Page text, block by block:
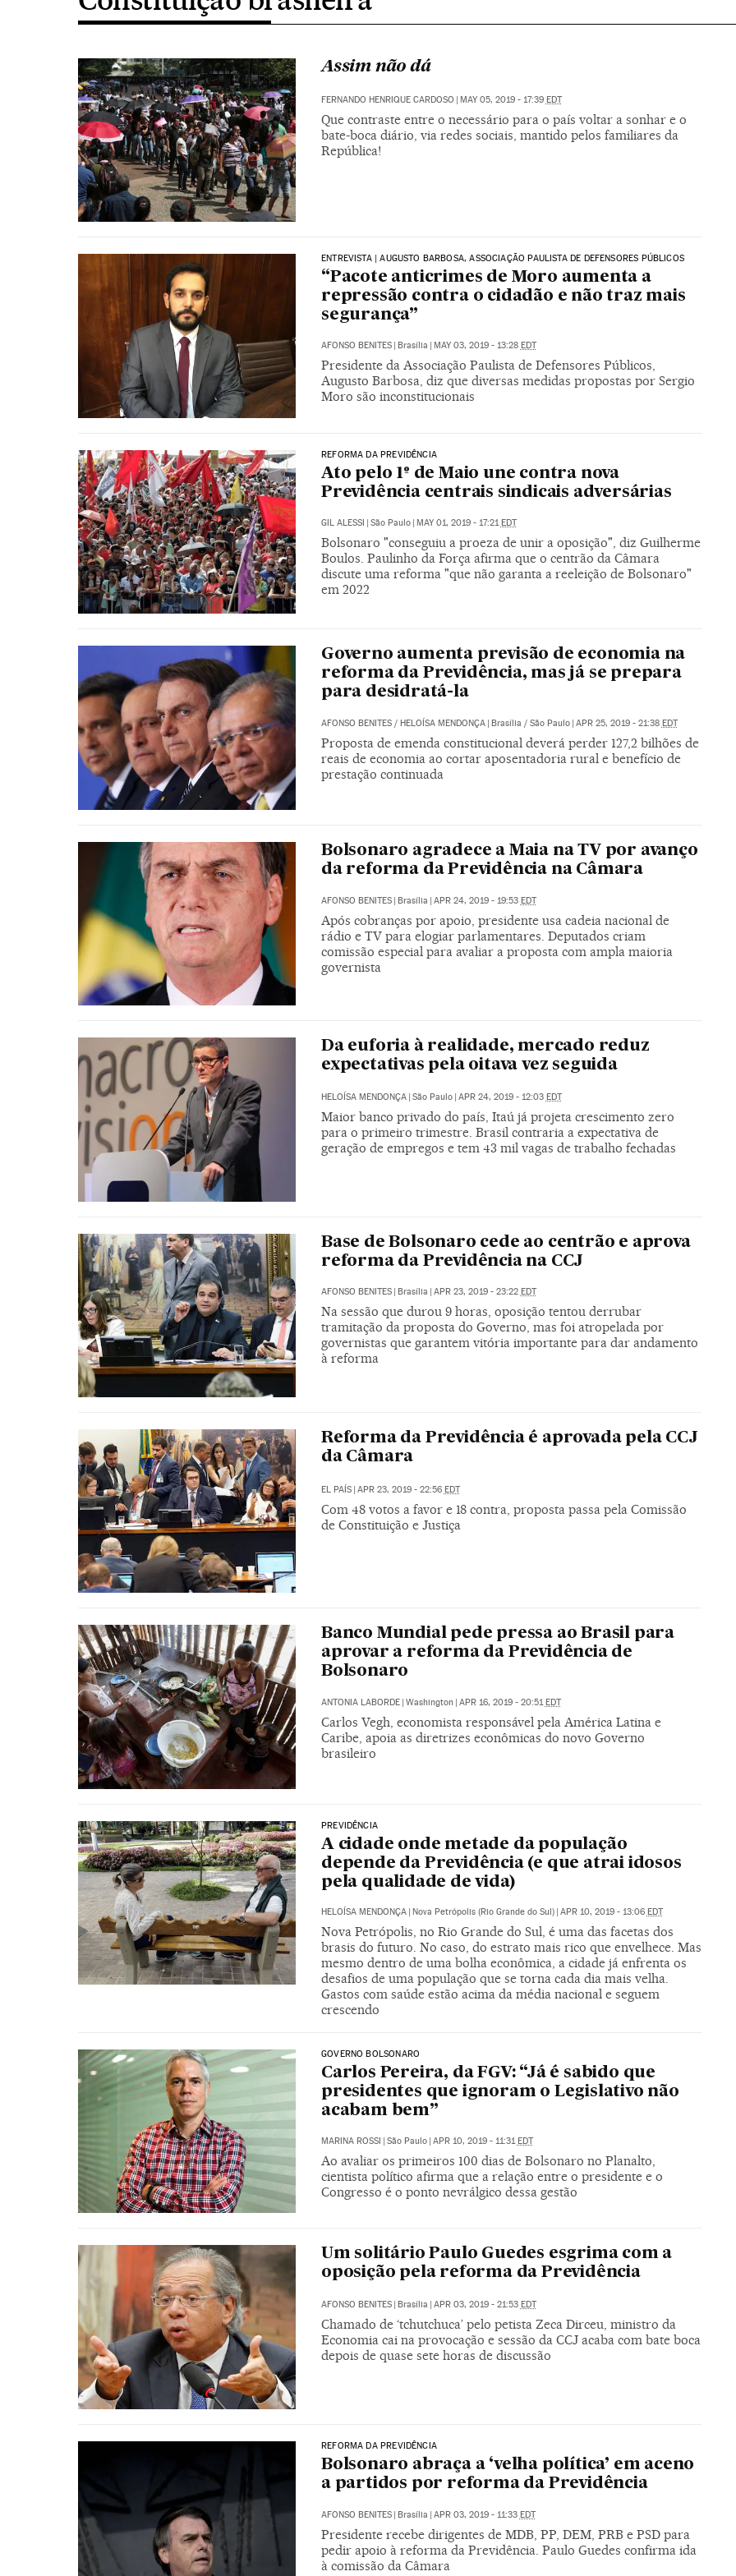
Assim não dá
FERNANDO HENRIQUE CARDOSO | MAY 05, 2019 - 17:39 EDT
Que contraste entre o necessário para o país voltar a sonhar e o
bate-boca diário, via redes sociais, mantido pelos familiares da
República!
ENTREVISTA | AUGUSTO BARBOSA, ASSOCIAÇÃO PAULISTA DE DEFENSORES PÚBLICOS
“Pacote anticrimes de Moro aumenta a
repressão contra o cidadão e não traz mais
segurança”
AFONSO BENITES Brasília MAY 03, 2019 - 13:28 EDT
Presidente da Associação Paulista de Defensores Públicos,
Augusto Barbosa, diz que diversas medidas propostas por Sergio
Moro são inconstitucionais
REFORMA DA PREVIDÊNCIA
Ato pelo 1º de Maio une contra nova
Previdência centrais sindicais adversárias
GIL ALESSI | São Paulo | MAY 01, 2019 - 17:21EDT
Bolsonaro "conseguiu a proeza de unir a oposição", diz Guilherme
Boulos. Paulinho da Força afirma que o centrão da Câmara
discute uma reforma "que não garanta a reeleição de Bolsonaro"
em 2022
Governo aumenta previsão de economia na
reforma da Previdência, mas já se prepara
para desidratá-la
AFONSO BENITES/ HELOÍSA MENDONÇA | Brasília / São Paulo | APR 25, 2019 - 21:38 EDT
Proposta de emenda constitucional deverá perder 127,2 bilhões de
reais de economia ao cortar aposentadoria rural e benefício de
prestação continuada
Bolsonaro agradece a Maia na TV por avanço
da reforma da Previdência na Câmara
AFONSO BENITES | Brasília | APR 24, 2019 - 19:53 EDT
Após cobranças por apoio, presidente usa cadeia nacional de
rádio e TV para elogiar parlamentares. Deputados criam
comissão especial para avaliar a proposta com ampla maioria
governista
Da euforia à realidade, mercado reduz
expectativas pela oitava vez seguida
HELOÍSA MENDONÇA | São Paulo | APR 24, 2019 - 12:03 EDT
Maior banco privado do país, Itaú já projeta crescimento zero
para o primeiro trimestre. Brasil contraria a expectativa de
geração de empregos e tem 43 mil vagas de trabalho fechadas
Base de Bolsonaro cede ao centrão e aprova
reforma da Previdência na CCJ
AFONSO BENITES Brasília APR 23, 2019 - 23:22 EDT
Na sessão que durou 9 horas, oposição tentou derrubar
tramitação da proposta do Governo, mas foi atropelada por
governistas que garantem vitória importante para dar andamento
à reforma
Reforma da Previdência é aprovada pela CCJ
da Câmara
EL PAÍS | APR 23, 2019 - 22:56 EDT
Com 48 votos a favor e 18 contra, proposta passa pela Comissão
de Constituição e Justiça
Banco Mundial pede pressa ao Brasil para
aprovar a reforma da Previdência de
Bolsonaro
ANTONIA LABORDE | Washington | APR 16, 2019 - 20:51EDT
Carlos Vegh, economista responsável pela América Latina e
Caribe, apoia as diretrizes econômicas do novo Governo
brasileiro
PREVIDÊNCIA
A cidade onde metade da população
depende da Previdência (e que atrai idosos
pela qualidade de vida)
HELOÍSA MENDONÇA | Nova Petrópolis (Rio Grande do Sul) | APR 10, 2019 - 13:06 EDT
Nova Petrópolis, no Rio Grande do Sul, é uma das facetas dos
brasis do futuro. No caso, do estrato mais rico que envelhece. Mas
mesmo dentro de uma bolha econômica, a cidade já enfrenta os
desafios de uma população que se torna cada dia mais velha.
Gastos com saúde estão acima da média nacional e seguem
crescendo
GOVERNO BOLSONARO
Carlos Pereira, da FGV: “Já é sabido que
presidentes que ignoram o Legislativo não
acabam bem”
MARINA ROSSI | São Paulo | APR 10, 2019 - 11:31EDT
Ao avaliar os primeiros 100 dias de Bolsonaro no Planalto,
cientista político afirma que a relação entre o presidente e o
Congresso é o ponto nevrálgico dessa gestão
Um solitário Paulo Guedes esgrima com a
oposição pela reforma da Previdência
AFONSO BENITES | Brasília | APR 03, 2019 - 21:53 EDT
Chamado de ‘tchutchuca’ pelo petista Zeca Dirceu, ministro da
Economia cai na provocação e sessão da CCJ acaba com bate boca
depois de quase sete horas de discussão
REFORMA DA PREVIDÊNCIA
Bolsonaro abraça a ‘velha política’ em aceno
a partidos por reforma da Previdência
AFONSO BENITES | Brasília | APR 03, 2019 - 11:33 EDT
Presidente recebe dirigentes de MDB, PP, DEM, PRB e PSD para
pedir apoio à reforma da Previdência. Paulo Guedes confirma ida
à comissão da Câmara